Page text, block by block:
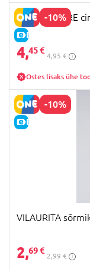
-10%
E-HIND
MOTHERCARE
4,45 €
4,95 €
Ostes lisaks ühe
-10%
E-HIND
VILAURITA
2,69 €
2,99 €